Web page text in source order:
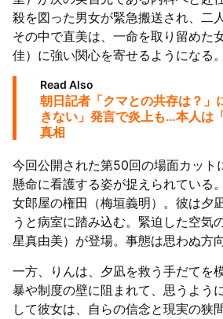
殺を図った男女が緊急搬送され、二
その中で直美は、一命を取り留めた
佳）に強い関心を寄せるようになる。
Read Also
朝日記者「クマとの共存は？」
きない」発言で炎上も…本人は
真相
今回公開された第50回の場面カット
懸命に看護する姿が捉えられている
女郎屋の権田（梅垣義明）。彼は夕
うと病室に踏み込む。緊迫した空気
星真由美）が登場。事態は思わぬ方
一方、りんは、夕凪を救う手だてを
暴や制度の壁に阻まれて、思うよう
して彼女は、自らの信念と現実の狭